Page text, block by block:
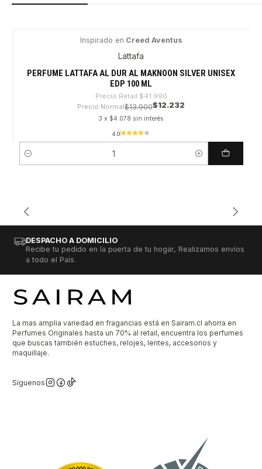
Inspirado en Creed Aventus
Lattafa
PERFUME LATTAFA AL DUR AL MAKNOON SILVER UNISEX
EDP 100 ML
Precio Retail $41.990
Precio Normal$13.900$12.232
3 x $4.078 sin interés
4.0
Cantidad
DESPACHO A DOMICILIO
Recibe tu pedido en la puerta de tu hogar, Realizamos envíos
a todo el País.
La mas amplia variedad en fragancias está en Sairam.cl ahorra en
Perfumes Originales hasta un 70% al retail, encuentra los perfumes
que buscas también estuches, relojes, lentes, accesorios y
maquillaje.
Síguenos